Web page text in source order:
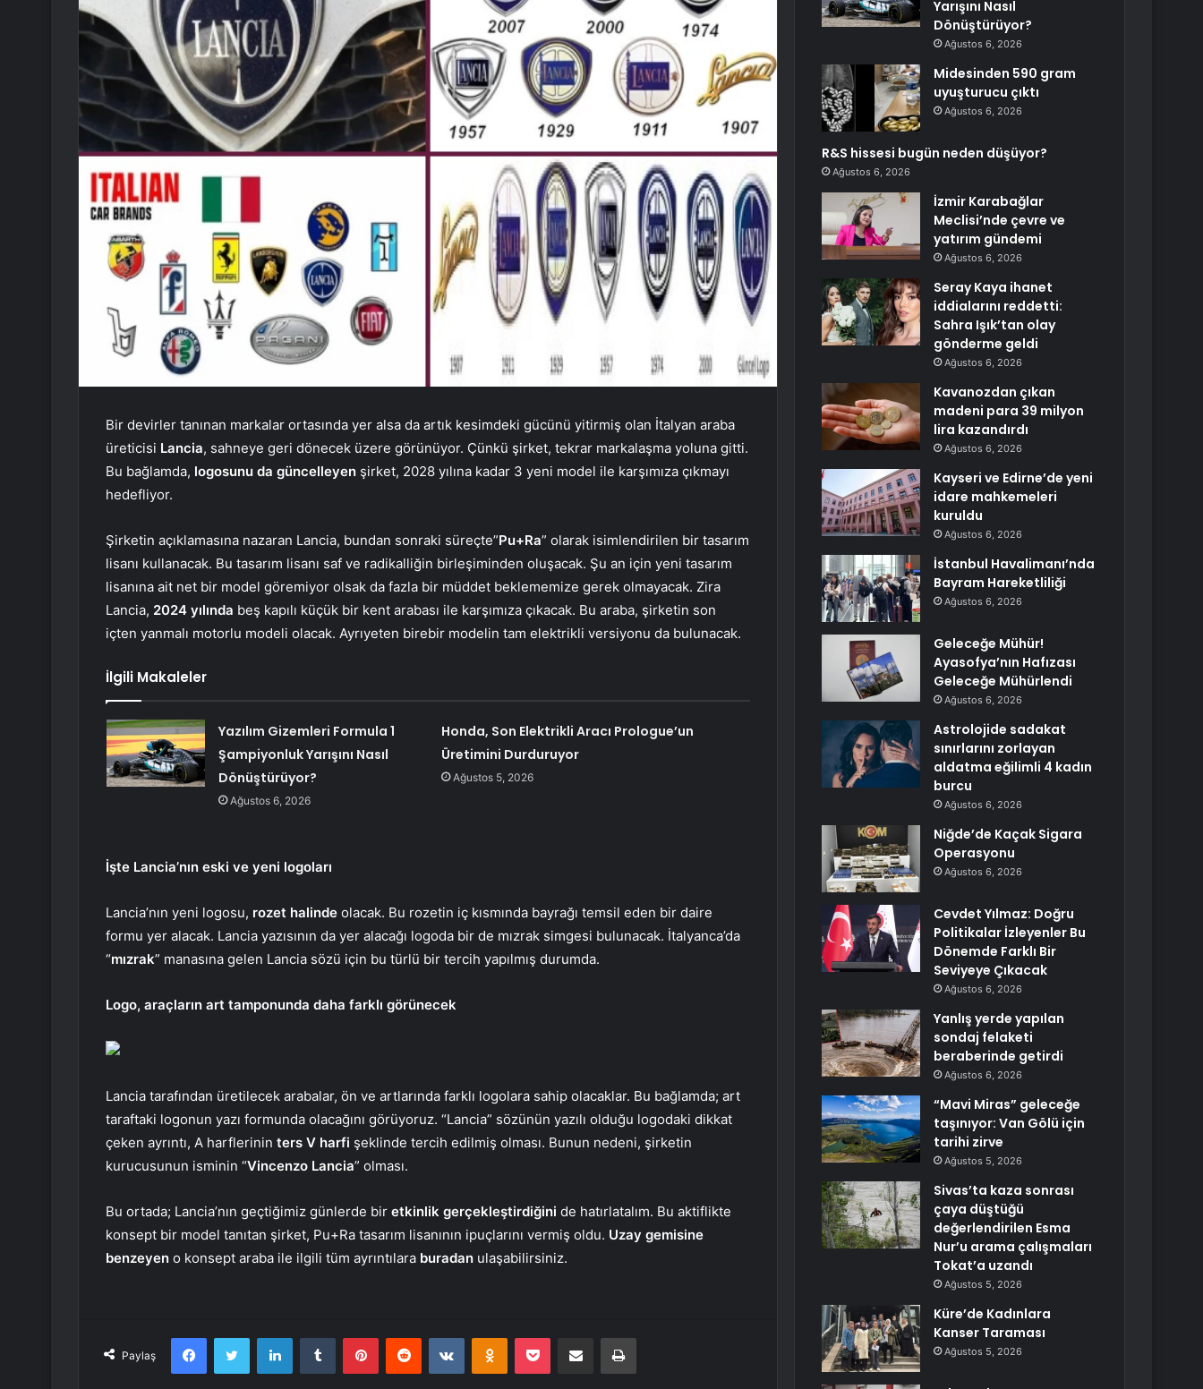
Bir devirler tanınan markalar ortasında yer alsa da artık kesimdeki gücünü yitirmiş olan İtalyan araba
üreticisi Lancia, sahneye geri dönecek üzere görünüyor. Çünkü şirket, tekrar markalaşma yoluna gitti.
Bu bağlamda, logosunu da güncelleyen şirket, 2028 yılına kadar 3 yeni model ile karşımıza çıkmayı
hedefliyor.
Şirketin açıklamasına nazaran Lancia, bundan sonraki süreçte”Pu+Ra” olarak isimlendirilen bir tasarım
lisanı kullanacak. Bu tasarım lisanı saf ve radikalliğin birleşiminden oluşacak. Şu an için yeni tasarım
lisanına ait net bir model göremiyor olsak da fazla bir müddet beklememize gerek olmayacak. Zira
Lancia, 2024 yılında beş kapılı küçük bir kent arabası ile karşımıza çıkacak. Bu araba, şirketin son
içten yanmalı motorlu modeli olacak. Ayrıyeten birebir modelin tam elektrikli versiyonu da bulunacak.
İlgili Makaleler
Yazılım Gizemleri Formula 1
Şampiyonluk Yarışını Nasıl
Dönüştürüyor?
Ağustos 6, 2026
Honda, Son Elektrikli Aracı Prologue’un
Üretimini Durduruyor
Ağustos 5, 2026
İşte Lancia’nın eski ve yeni logoları
Lancia’nın yeni logosu, rozet halinde olacak. Bu rozetin iç kısmında bayrağı temsil eden bir daire
formu yer alacak. Lancia yazısının da yer alacağı logoda bir de mızrak simgesi bulunacak. İtalyanca’da
“mızrak” manasına gelen Lancia sözü için bu türlü bir tercih yapılmış durumda.
Logo, araçların art tamponunda daha farklı görünecek
Lancia tarafından üretilecek arabalar, ön ve artlarında farklı logolara sahip olacaklar. Bu bağlamda; art
taraftaki logonun yazı formunda olacağını görüyoruz. “Lancia” sözünün yazılı olduğu logodaki dikkat
çeken ayrıntı, A harflerinin ters V harfi şeklinde tercih edilmiş olması. Bunun nedeni, şirketin
kurucusunun isminin “Vincenzo Lancia” olması.
Bu ortada; Lancia’nın geçtiğimiz günlerde bir etkinlik gerçekleştirdiğini de hatırlatalım. Bu aktiflikte
konsept bir model tanıtan şirket, Pu+Ra tasarım lisanının ipuçlarını vermiş oldu. Uzay gemisine
benzeyen o konsept araba ile ilgili tüm ayrıntılara buradan ulaşabilirsiniz.
Paylaş
FacebookTwitter LinkedInTumblr PinterestReddit VKontakteOdnoklassniki
Pocket E-Posta ile paylaş Yazdır
Yarışını Nasıl
Dönüştürüyor?
Ağustos 6, 2026
Midesinden 590 gram
uyuşturucu çıktı
Ağustos 6, 2026
R&S hissesi bugün neden düşüyor?
Ağustos 6, 2026
İzmir Karabağlar
Meclisi’nde çevre ve
yatırım gündemi
Ağustos 6, 2026
Seray Kaya ihanet
iddialarını reddetti:
Sahra Işık’tan olay
gönderme geldi
Ağustos 6, 2026
Kavanozdan çıkan
madeni para 39 milyon
lira kazandırdı
Ağustos 6, 2026
Kayseri ve Edirne’de yeni
idare mahkemeleri
kuruldu
Ağustos 6, 2026
İstanbul Havalimanı’nda
Bayram Hareketliliği
Ağustos 6, 2026
Geleceğe Mühür!
Ayasofya’nın Hafızası
Geleceğe Mühürlendi
Ağustos 6, 2026
Astrolojide sadakat
sınırlarını zorlayan
aldatma eğilimli 4 kadın
burcu
Ağustos 6, 2026
Niğde’de Kaçak Sigara
Operasyonu
Ağustos 6, 2026
Cevdet Yılmaz: Doğru
Politikalar İzleyenler Bu
Dönemde Farklı Bir
Seviyeye Çıkacak
Ağustos 6, 2026
Yanlış yerde yapılan
sondaj felaketi
beraberinde getirdi
Ağustos 6, 2026
“Mavi Miras” geleceğe
taşınıyor: Van Gölü için
tarihi zirve
Ağustos 5, 2026
Sivas’ta kaza sonrası
çaya düştüğü
değerlendirilen Esma
Nur’u arama çalışmaları
Tokat’a uzandı
Ağustos 5, 2026
Küre’de Kadınlara
Kanser Taraması
Ağustos 5, 2026